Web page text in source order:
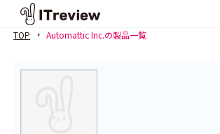
TOP Automattic Inc.の製品一覧